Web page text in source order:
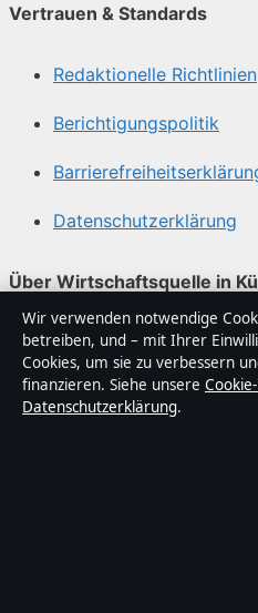
Vertrauen & Standards
Redaktionelle Richtlinien
Berichtigungspolitik
Datenschutzerklärung
Über Wirtschaftsquelle in
Wirtschaftsquelle ist ein
Nachrichtenanbieter mit
Technik und Gesellschaft in
trägt eine Byline, wird von
Wir verwenden notwendige
betreiben, und – mit Ihrer
Cookies, um sie zu verbessern
finanzieren. Siehe unsere
Datenschutzerklärung.